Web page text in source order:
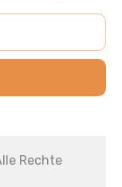
Rechte